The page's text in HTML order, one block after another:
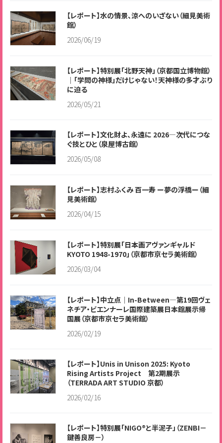
【レポート】水の情景、涼へのいざない（細見美術
館）
2026/06/19
【レポート】特別展「北野天神」（京都国立博物館）
｜「学問の神様」だけじゃない！天神様の多才ぶり
に迫る
2026/05/21
【レポート】文化財よ、永遠に 2026―次代につな
ぐ技とひと（泉屋博古館）
2026/05/08
【レポート】志村ふくみ 百一寿 ー夢の浮橋ー（細
見美術館）
2026/04/15
【レポート】特別展「日本画アヴァンギャルド
KYOTO 1948-1970」（京都市京セラ美術館）
2026/03/04
【レポート】中立点｜In-Between―第19回ヴェ
ネチア・ビエンナーレ国際建築展日本館展示帰
国展（京都市京セラ美術館）
2026/02/19
【レポート】Unis in Unison 2025: Kyoto
Rising Artists Project 第2期展示
（TERRADA ART STUDIO 京都）
2026/02/16
【レポート】特別展「NIGO®と半泥子」（ZENBI－
鍵善良房－）